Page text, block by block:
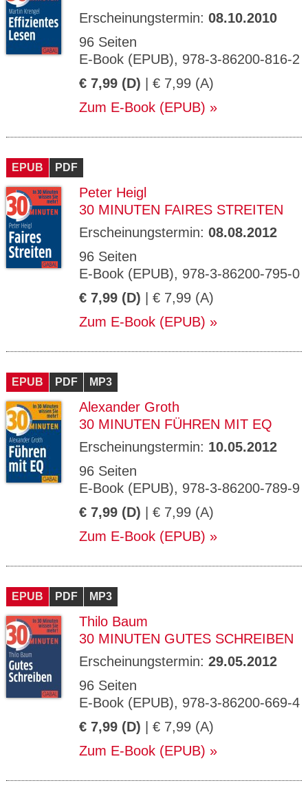
Erscheinungstermin: 08.10.2010
96 Seiten
E-Book (EPUB), 978-3-86200-816-2
€ 7,99 (D) | € 7,99 (A)
Zum E-Book (EPUB)
EPUB PDF
Peter Heigl
30 MINUTEN FAIRES STREITEN
Erscheinungstermin: 08.08.2012
96 Seiten
E-Book (EPUB), 978-3-86200-795-0
€ 7,99 (D) | € 7,99 (A)
Zum E-Book (EPUB)
EPUB PDF MP3
Alexander Groth
30 MINUTEN FÜHREN MIT EQ
Erscheinungstermin: 10.05.2012
96 Seiten
E-Book (EPUB), 978-3-86200-789-9
€ 7,99 (D) | € 7,99 (A)
Zum E-Book (EPUB)
EPUB PDF MP3
Thilo Baum
30 MINUTEN GUTES SCHREIBEN
Erscheinungstermin: 29.05.2012
96 Seiten
E-Book (EPUB), 978-3-86200-669-4
€ 7,99 (D) | € 7,99 (A)
Zum E-Book (EPUB)